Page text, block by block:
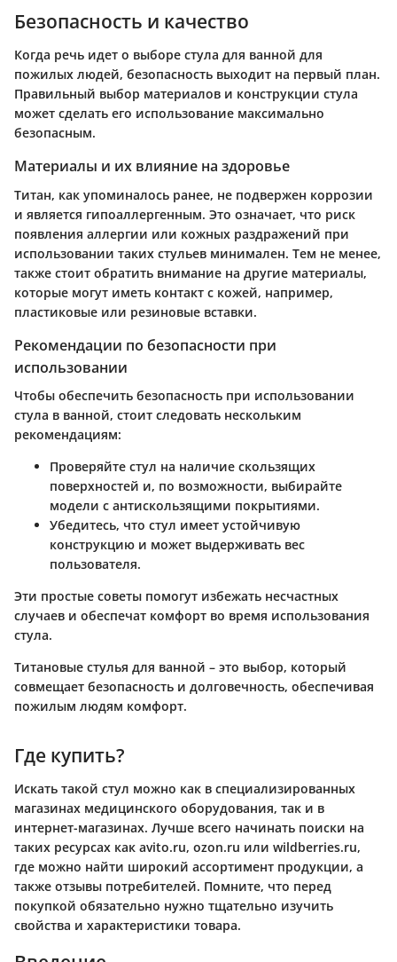
Безопасность и качество
Когда речь идет о выборе стула для ванной для
пожилых людей, безопасность выходит на первый план.
Правильный выбор материалов и конструкции стула
может сделать его использование максимально
безопасным.
Материалы и их влияние на здоровье
Титан, как упоминалось ранее, не подвержен коррозии
и является гипоаллергенным. Это означает, что риск
появления аллергии или кожных раздражений при
использовании таких стульев минимален. Тем не менее,
также стоит обратить внимание на другие материалы,
которые могут иметь контакт с кожей, например,
пластиковые или резиновые вставки.
Рекомендации по безопасности при
использовании
Чтобы обеспечить безопасность при использовании
стула в ванной, стоит следовать нескольким
рекомендациям:
Проверяйте стул на наличие скользящих
поверхностей и, по возможности, выбирайте
модели с антискользящими покрытиями.
Убедитесь, что стул имеет устойчивую
конструкцию и может выдерживать вес
пользователя.
Эти простые советы помогут избежать несчастных
случаев и обеспечат комфорт во время использования
стула.
Титановые стулья для ванной – это выбор, который
совмещает безопасность и долговечность, обеспечивая
пожилым людям комфорт.
Где купить?
Искать такой стул можно как в специализированных
магазинах медицинского оборудования, так и в
интернет-магазинах. Лучше всего начинать поиски на
таких ресурсах как avito.ru, ozon.ru или wildberries.ru,
где можно найти широкий ассортимент продукции, а
также отзывы потребителей. Помните, что перед
покупкой обязательно нужно тщательно изучить
свойства и характеристики товара.